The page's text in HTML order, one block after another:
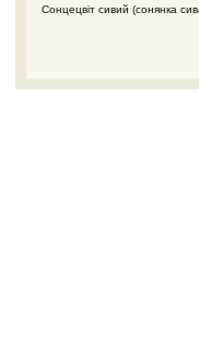
Сонцецвіт сивий (сонянка